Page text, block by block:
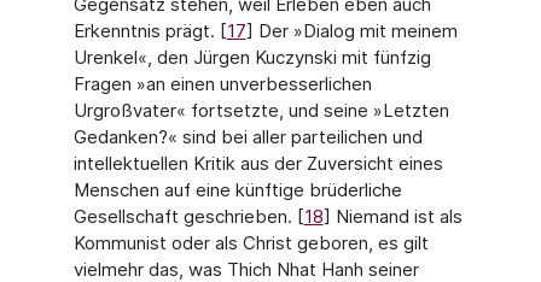
Erkenntnis prägt. [17] Der »Dialog mit meinem
Urenkel«, den Jürgen Kuczynski mit fünfzig
Fragen »an einen unverbesserlichen
Urgroßvater« fortsetzte, und seine »Letzten
Gedanken?« sind bei aller parteilichen und
intellektuellen Kritik aus der Zuver­sicht eines
Menschen auf eine künftige brüderliche
Gesellschaft geschrieben. [18] Nie­mand ist als
Kommunist oder als Christ geboren, es gilt
vielmehr das, was Thich Nhat Hanh seiner